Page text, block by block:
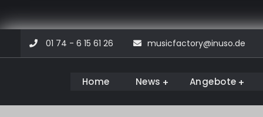
content
01 74 - 6 15 61 26 musicfactory@inuso.de
Musicfactory
Home News Angebote